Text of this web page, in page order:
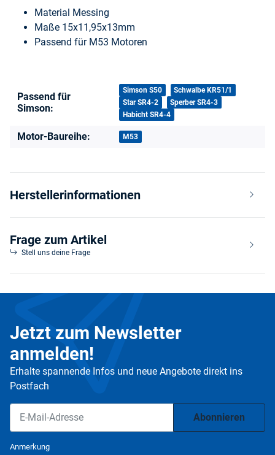
Material Messing
Maße 15x11,95x13mm
Passend für M53 Motoren
Produkteigenschaft
Wert
Passend für
Simson:
Simson S50
Schwalbe KR51/1
Star SR4-2
Sperber SR4-3
Habicht SR4-4
Motor-Baureihe: M53
Herstellerinformationen
Frage zum Artikel
Stell uns deine Frage
Jetzt zum Newsletter
anmelden!
Erhalte spannende Infos und neue Angebote direkt ins
Postfach
Abonnieren
Anmerkung